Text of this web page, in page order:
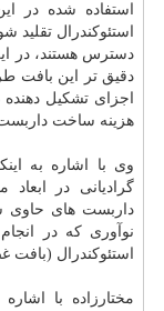
استفاده شده در
استئوكندرال
دسترس هستند، در
دقیق تر این بافت
اجزای تشكیل
هزینه ساخت
وی با اشاره به
گرادیانی در
داربست های حاوی
نوآوری كه در
استئوكندرال
مختارزاده با